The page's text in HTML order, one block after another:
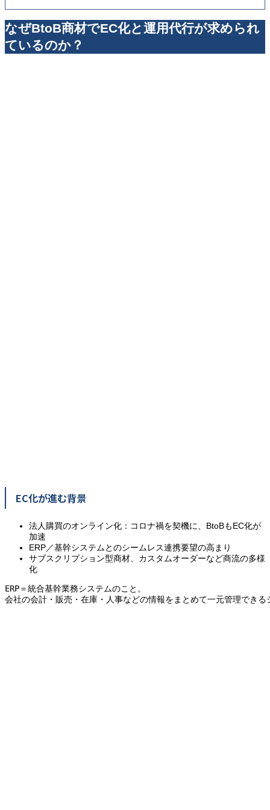
なぜBtoB商材でEC化と運用代行が求められ
ているのか？
EC化が進む背景
法人購買のオンライン化：コロナ禍を契機に、BtoBもEC化が
加速
ERP／基幹システムとのシームレス連携要望の高まり
サブスクリプション型商材、カスタムオーダーなど商流の多様
化
ERP＝統合基幹業務システムのこと。
会社の会計・販売・在庫・人事などの情報をまとめて一元管理できる